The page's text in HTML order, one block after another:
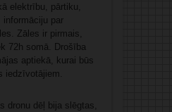
elektrību, pārtiku,
informāciju par
Zāles ir pirmais,
72h somā. Drošība
aptiekā, kurai būs
iedzīvotājiem.
dronu dēļ bija slēgtas,